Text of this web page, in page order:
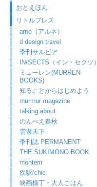
おとえほん
リトルプレス
arne（アルネ）
d design travel
季刊サルビア
IN/SECTS（イン・セクツ）
ミューレン(MURREN
BOOKS)
知ることからはじめよう
murmur magazine
talking about
のんべえ春秋
雲遊天下
季刊誌 PERMANENT
THE SUKIMONO BOOK
montem
疾駆/chic
映画横丁・大人ごはん